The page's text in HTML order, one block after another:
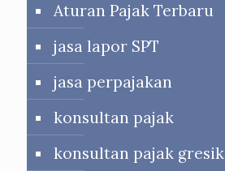
Aturan Pajak Terbaru
jasa lapor SPT
jasa perpajakan
konsultan pajak
konsultan pajak gresik